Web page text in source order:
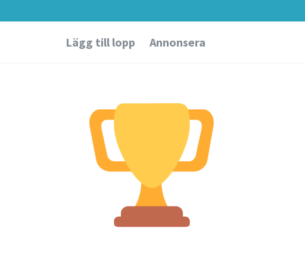
Lägg till lopp Annonsera